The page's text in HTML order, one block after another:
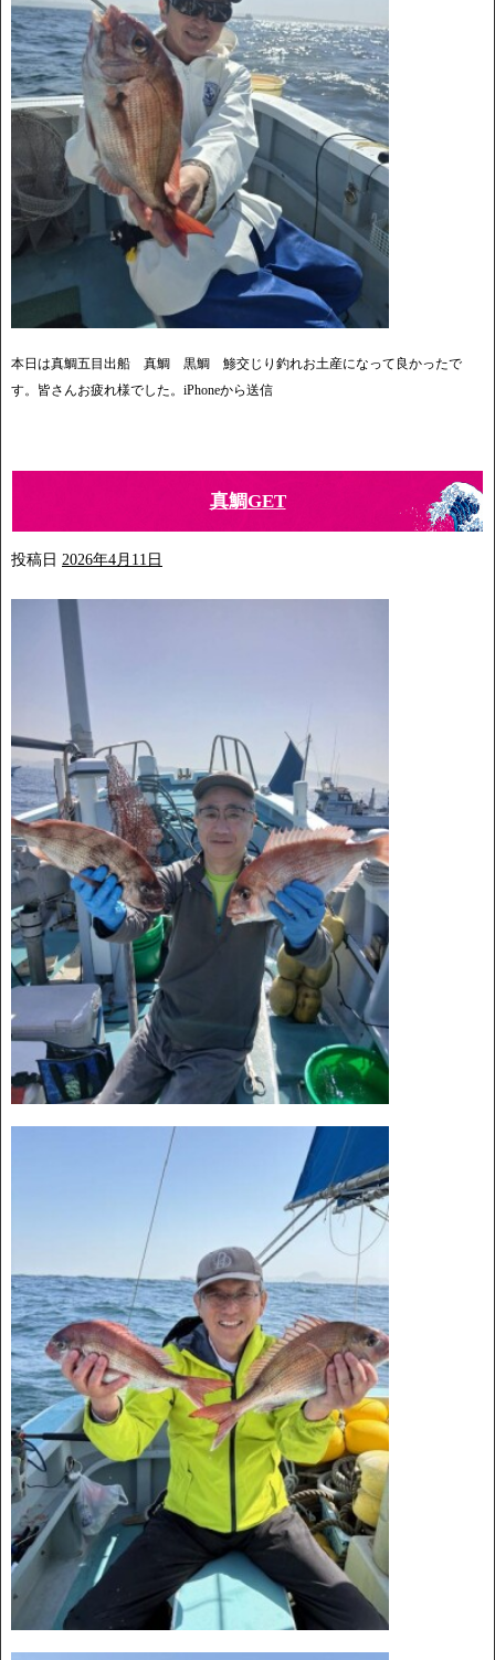
本日は真鯛五目出船 真鯛 黒鯛 鯵交じり釣れお土産になって良かったで
す。皆さんお疲れ様でした。iPhoneから送信
真鯛GET
投稿日 2026年4月11日